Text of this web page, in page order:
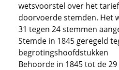
wetsvoorstel over het
doorvoerde stemden. Het
31 tegen 24 stemmen
Stemde in 1845 geregeld
begrotingshoofdstukken
Behoorde in 1845 tot de